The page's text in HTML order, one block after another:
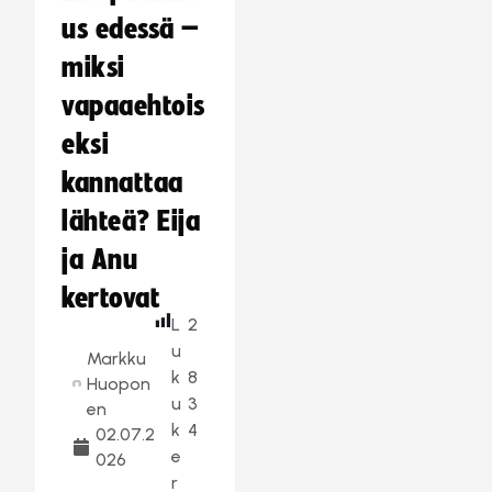
us edessä –
miksi
vapaaehtois
eksi
kannattaa
lähteä? Eija
ja Anu
kertovat
Markku
Huopon
en
02.07.2
026
L
u
k
u
k
e
r
2
8
3
4